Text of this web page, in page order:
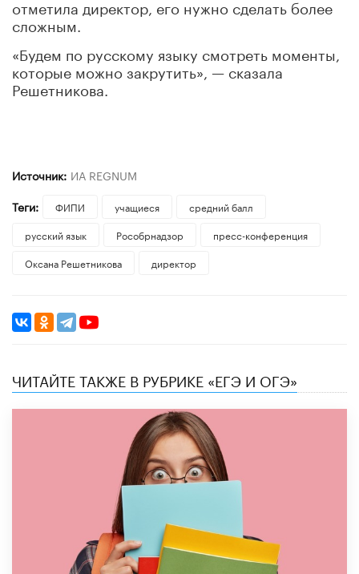
отметила директор, его нужно сделать более
сложным.
«Будем по русскому языку смотреть моменты,
которые можно закрутить» , — сказала
Решетникова.
Источник: ИА REGNUM
Теги:
ФИПИ учащиеся
средний балл
русский язык
Рособрнадзор
пресс-конференция
Оксана Решетникова
директор
ЧИТАЙТЕ ТАКЖЕ В РУБРИКЕ «ЕГЭ И ОГЭ»